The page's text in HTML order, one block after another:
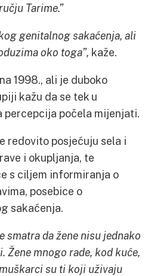
Tarime.”
genitalnog sakaćenja, ali
oko toga”, kaže.
1998., ali je duboko
kažu da se tek u
percepcija počela mijenjati.
redovito posjećuju sela i
i okupljanja, te
s ciljem informiranja o
posebice o
sakaćenja.
smatra da žene nisu jednako
Žene mnogo rade, kod kuće,
su ti koji uživaju